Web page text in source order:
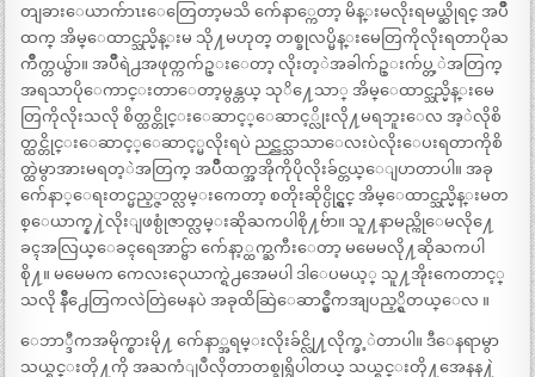
တျခားေယာက်ာၤးေတြေတာ့မသိ က်ေနာ္ကေတာ့ မိန္းမလိုးရမယ္ဆိုရင္ အပ်ဳိ
ထက္ အိမ္ေထာင္သည္မိန္းမ သို႔မဟုတ္ တစ္ခုလပ္မိန္းမေတြကိုလိုးရတာပိုႀ
ကိဳက္တယ္ဗ်ာ။ အပ်ဳိရဲ႕အဖုတ္ကက်ဥ္းေတာ့ လိုးတ့ဲအခါက်ဥ္းက်ပ္တ့ဲအတြက္
အရသာပိုေကာင္းတာေတာ့မွန္တယ္ သုိ႔ေသာ္ အိမ္ေထာင္သည္မိန္းမေ
တြကိုလိုးသလို စိတ္ထင္တိုင္းေဆာင့္ေဆာင့္လိုးလို႔မရဘူးေလ အ့ဲလိုစိ
တ္ထင္တိုင္းေဆာင့္ေဆာင့္မလိုးရပဲ ညင္ညင္သာသာေလးပဲလိုးေပးရတာကိုစိ
တ္ထဲမွာအားမရတ့ဲအတြက္ အပ်ဳိထက္အအိုကိုပိုလိုးခ်င္တယ္ေျပာတာပါ။ အခု
က်ေနာ္ေရးတင္မည့္ဇာတ္လမ္းကေတာ့ စတိုးဆိုင္ပိုင္ရွင္ အိမ္ေထာင္သည္မိန္းမတ
စ္ေယာက္န႔ဲလိုးျဖစ္ပုံဇာတ္လမ္းဆိုႀကပါစို႔ဗ်ာ။ သူ႔နာမည္ကိုေမလို႔ေ
ခၚအလြယ္ေခၚရေအာင္ဗ်ာ က်ေနာ့္ထက္ႀကီးေတာ့ မမေမလို႔ဆိုႀကပါ
စို႔။ မမေမက ကေလး၃ေယာက္ရဲ႕အေမပါ ဒါေပမယ့္ သူ႔အိုးကေတာင့္
သလို နိဳ႕ေတြကလဲတြဲမေနပဲ အခုထိဆြဲေဆာင္မွဳကအျပည့္ရွိတယ္ေလ ။
ေဘာ္ဒီကအမိုက္စားမို႔ က်ေနာ္အရမ္းလိုးခ်င္လို႔လိုက္ခ့ဲတာပါ။ ဒီေနရာမွာ
သယ္ရင္းတို႔ကို အႀကံျပဳလိုတာတစ္ခုရွိပါတယ္ သယ္ရင္းတို႔အေနန႔ဲ